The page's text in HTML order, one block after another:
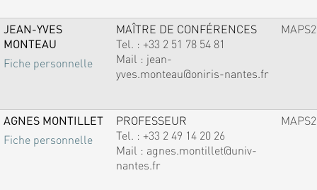
JEAN-YVES
MONTEAU
Fiche personnelle
MAÎTRE DE CONFÉRENCES
Tel. : +33 2 51 78 54 81
Mail : jean-
yves.monteau@oniris-nantes.fr
MAPS2
AGNES MONTILLET
Fiche personnelle
PROFESSEUR
Tel. : +33 2 49 14 20 26
Mail : agnes.montillet@univ-
nantes.fr
MAPS2